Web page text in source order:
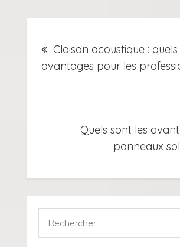
deCloison acoustique :
avantages pour les
Quels sont les
panneaux